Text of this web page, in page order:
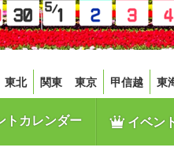
東北 関東 東京 甲信越 東
トカレンダー イベン